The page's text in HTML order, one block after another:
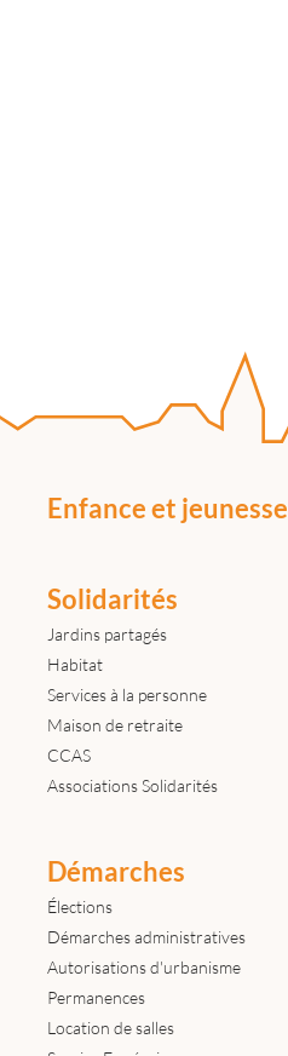
Enfance et jeunesse
Solidarités
Jardins partagés
Habitat
Services à la personne
Maison de retraite
CCAS
Associations Solidarités
Démarches
Élections
Démarches administratives
Autorisations d'urbanisme
Permanences
Location de salles